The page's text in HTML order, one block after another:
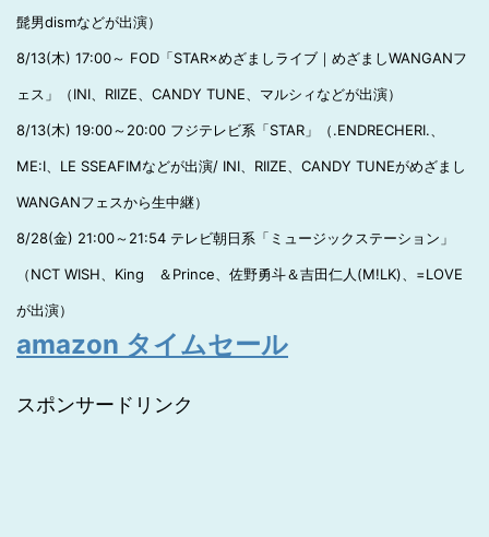
髭男dismなどが出演）
8/13(木) 17:00～ FOD「STAR×めざましライブ｜めざましWANGANフ
ェス」（INI、RIIZE、CANDY TUNE、マルシィなどが出演）
8/13(木) 19:00～20:00 フジテレビ系「STAR」（.ENDRECHERI.、
ME:I、LE SSEAFIMなどが出演/ INI、RIIZE、CANDY TUNEがめざまし
WANGANフェスから生中継）
8/28(金) 21:00～21:54 テレビ朝日系「ミュージックステーション」
（NCT WISH、King ＆Prince、佐野勇斗＆吉田仁人(M!LK)、=LOVE
が出演）
amazon タイムセール
スポンサードリンク